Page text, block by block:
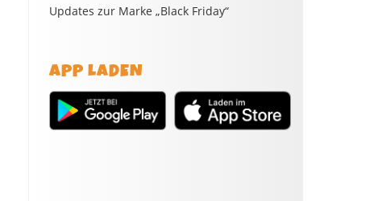
Updates zur Marke „Black Friday“
APP LADEN